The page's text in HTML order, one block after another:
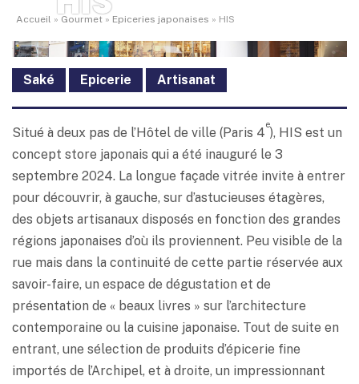
Accueil » Gourmet » Epiceries japonaises » HIS
Saké Epicerie Artisanat
Situé à deux pas de l’Hôtel de ville (Paris 4
e
), HIS est un
concept store japonais qui a été inauguré le 3
septembre 2024. La longue façade vitrée invite à entrer
pour découvrir, à gauche, sur d’astucieuses étagères,
des objets artisanaux disposés en fonction des grandes
régions japonaises d’où ils proviennent. Peu visible de la
rue mais dans la continuité de cette partie réservée aux
savoir-faire, un espace de dégustation et de
présentation de « beaux livres » sur l’architecture
contemporaine ou la cuisine japonaise. Tout de suite en
entrant, une sélection de produits d’épicerie fine
importés de l’Archipel, et à droite, un impressionnant